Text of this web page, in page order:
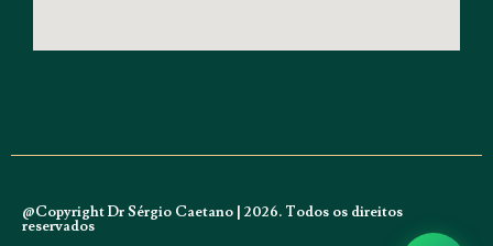
@Copyright Dr Sérgio Caetano | 2026. Todos os direitos
reservados